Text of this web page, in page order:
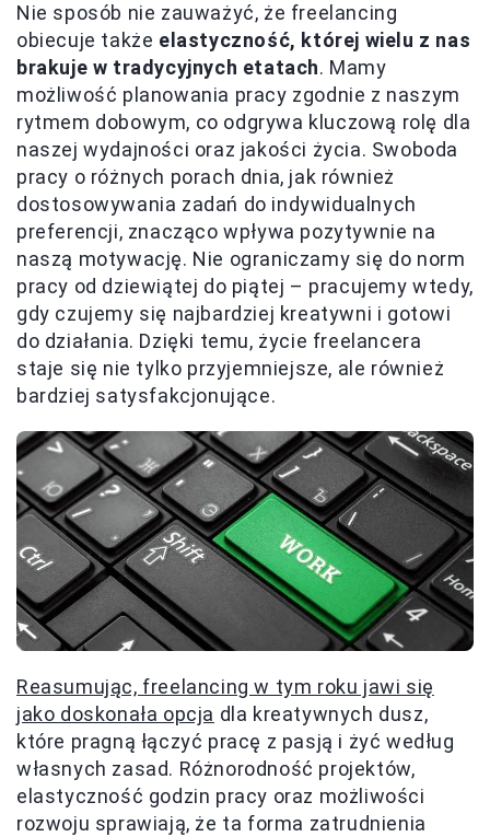
Nie sposób nie zauważyć, że freelancing
obiecuje także elastyczność, której wielu z nas
brakuje w tradycyjnych etatach. Mamy
możliwość planowania pracy zgodnie z naszym
rytmem dobowym, co odgrywa kluczową rolę dla
naszej wydajności oraz jakości życia. Swoboda
pracy o różnych porach dnia, jak również
dostosowywania zadań do indywidualnych
preferencji, znacząco wpływa pozytywnie na
naszą motywację. Nie ograniczamy się do norm
pracy od dziewiątej do piątej – pracujemy wtedy,
gdy czujemy się najbardziej kreatywni i gotowi
do działania. Dzięki temu, życie freelancera
staje się nie tylko przyjemniejsze, ale również
bardziej satysfakcjonujące.
Reasumując, freelancing w tym roku jawi się
jako doskonała opcja dla kreatywnych dusz,
które pragną łączyć pracę z pasją i żyć według
własnych zasad. Różnorodność projektów,
elastyczność godzin pracy oraz możliwości
rozwoju sprawiają, że ta forma zatrudnienia